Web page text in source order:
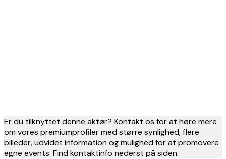
Er du tilknyttet denne aktør? Kontakt os for at høre mere
om vores premiumprofiler med større synlighed, flere
billeder, udvidet information og mulighed for at promovere
egne events. Find kontaktinfo nederst på siden.